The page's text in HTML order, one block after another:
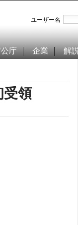
ユーザー名
庁 企業 解
受領